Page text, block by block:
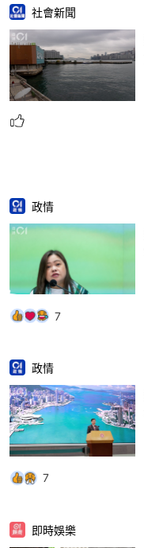
社會新聞
政情
7
政情
7
即時娛樂